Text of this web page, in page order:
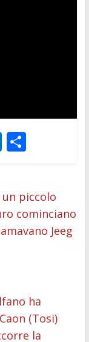
Li
e
dI
n
C
di
vi
di
un piccolo
cominciano
Jeeg
ha
(Tosi)
la